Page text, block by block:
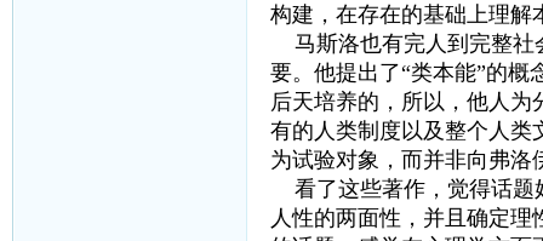
构建，在存在的基础上理解
马斯洛也有完人到完整社
要。他提出了“类本能”的
后天培养的，所以，他人
有的人类制度以及整个人类
为试验对象，而并非向弗洛
看了这些著作，觉得话题
人性的两面性，并且确定